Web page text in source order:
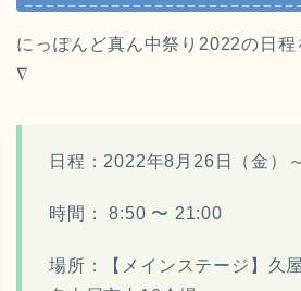
にっぽんど真ん中祭り2022の日
∇
日程： 2022年8月26日（金）
時間： 8:50 〜 21:00
場所：【メインステージ】 久